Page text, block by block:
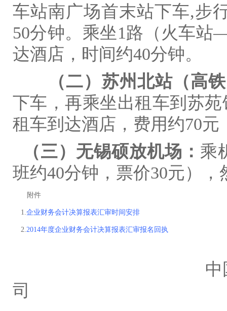
车站南广场首末站下车,步
50分钟。乘坐1路（火车站
达酒店，时间约40分钟。
（二）苏州北站（高
下车，再乘坐出租车到苏
租车到达酒店，费用约70元
（三）无锡硕放机场： 乘
班约40分钟，票价30元），
附件
1. 企业财务会计决算报表汇审时间安排
2. 2014年度企业财务会计决算报表汇审报名回执
司